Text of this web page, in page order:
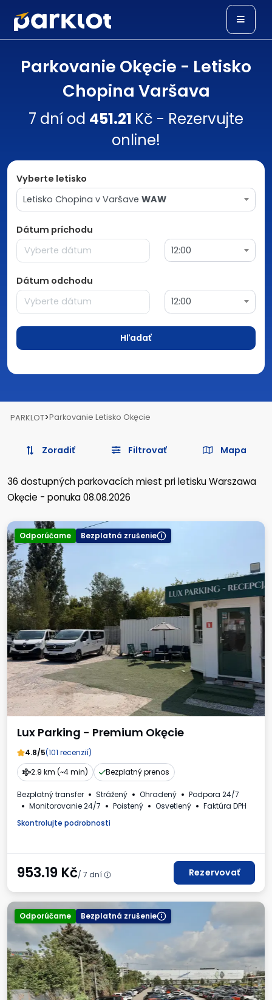
Parkovanie Okęcie - Letisko
Chopina Varšava
7 dní od 451.21 Kč - Rezervujte
online!
Vyberte letisko
Letisko Chopina v Varšave WAW
Dátum príchodu
12:00
Dátum odchodu
12:00
Hľadať
PARKLOT>Parkovanie Letisko Okęcie
Zoradiť Filtrovať Mapa
36 dostupných parkovacích miest pri letisku Warszawa
Okęcie - ponuka 08.08.2026
Odporúčame Bezplatná zrušenie
Lux Parking - Premium Okęcie
4.8/5(101 recenzií)
2.9 km (~4 min)
Bezplatný prenos
Bezplatný transfer Strážený Ohradený
Podpora 24/7
Monitorovanie 24/7
Poistený Osvetlený
Faktúra DPH
Skontrolujte podrobnosti
953.19 Kč/ 7 dní Rezervovať
Odporúčame Bezplatná zrušenie